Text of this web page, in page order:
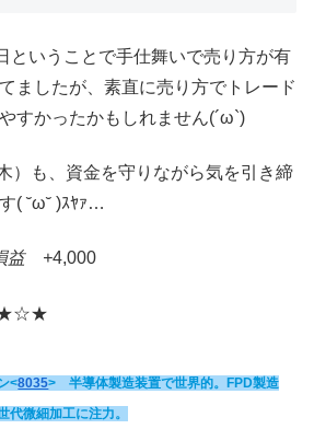
ということで手仕舞いで売り方が有
ましたが、素直に売り方でトレード
すかったかもしれません(´ω`)
）も、資金を守りながら気を引き締
( ˘ω˘ )ｽﾔｧ…
益 +4,000
★☆★
<8035> 半導体製造装置で世界的。FPD製造
代微細加工に注力。